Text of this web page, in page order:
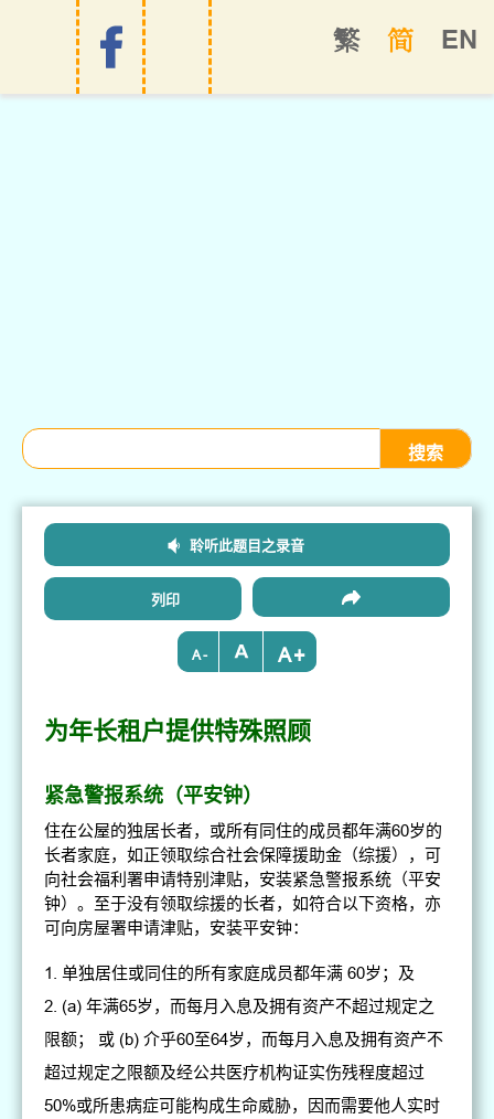
EN
简
繁
聆听此题目之录音
列印
- +
为年长租户提供特殊照顾
紧急警报系统（平安钟）
住在公屋的独居长者，或所有同住的成员都年满60岁的
长者家庭，如正领取综合社会保障援助金（综援），可
向社会福利署申请特别津贴，安装紧急警报系统（平安
钟）。至于没有领取综援的长者，如符合以下资格，亦
可向房屋署申请津贴，安装平安钟：
单独居住或同住的所有家庭成员都年满 60岁；及
(a) 年满65岁，而每月入息及拥有资产不超过规定之
限额； 或 (b) 介乎60至64岁，而每月入息及拥有资产不
超过规定之限额及经公共医疗机构证实伤残程度超过
50%或所患病症可能构成生命威胁，因而需要他人实时